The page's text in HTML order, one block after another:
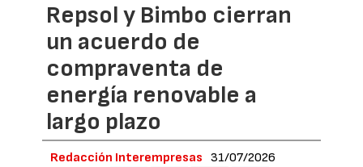
Repsol y Bimbo cierran
un acuerdo de
compraventa de
energía renovable a
largo plazo
Redacción Interempresas 31/07/2026